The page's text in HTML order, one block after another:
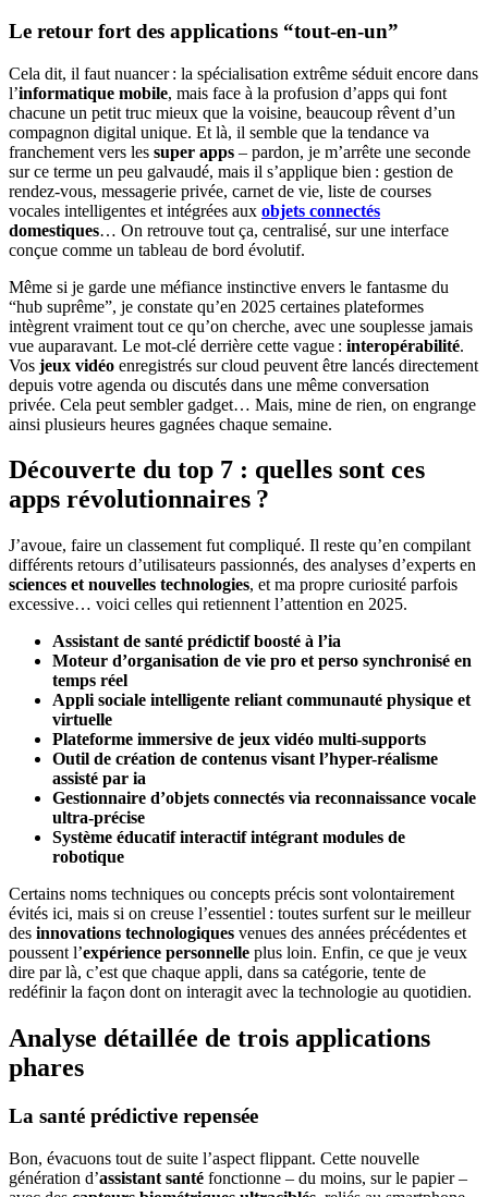
Le retour fort des applications “tout-en-un”
Cela dit, il faut nuancer : la spécialisation extrême séduit encore dans
l’informatique mobile, mais face à la profusion d’apps qui font
chacune un petit truc mieux que la voisine, beaucoup rêvent d’un
compagnon digital unique. Et là, il semble que la tendance va
franchement vers les super apps – pardon, je m’arrête une seconde
sur ce terme un peu galvaudé, mais il s’applique bien : gestion de
rendez-vous, messagerie privée, carnet de vie, liste de courses
vocales intelligentes et intégrées aux objets connectés
domestiques… On retrouve tout ça, centralisé, sur une interface
conçue comme un tableau de bord évolutif.
Même si je garde une méfiance instinctive envers le fantasme du
“hub suprême”, je constate qu’en 2025 certaines plateformes
intègrent vraiment tout ce qu’on cherche, avec une souplesse jamais
vue auparavant. Le mot-clé derrière cette vague : interopérabilité.
Vos jeux vidéo enregistrés sur cloud peuvent être lancés directement
depuis votre agenda ou discutés dans une même conversation
privée. Cela peut sembler gadget… Mais, mine de rien, on engrange
ainsi plusieurs heures gagnées chaque semaine.
Découverte du top 7 : quelles sont ces
apps révolutionnaires ?
J’avoue, faire un classement fut compliqué. Il reste qu’en compilant
différents retours d’utilisateurs passionnés, des analyses d’experts en
sciences et nouvelles technologies, et ma propre curiosité parfois
excessive… voici celles qui retiennent l’attention en 2025.
Assistant de santé prédictif boosté à l’ia
Moteur d’organisation de vie pro et perso synchronisé en
temps réel
Appli sociale intelligente reliant communauté physique et
virtuelle
Plateforme immersive de jeux vidéo multi-supports
Outil de création de contenus visant l’hyper-réalisme
assisté par ia
Gestionnaire d’objets connectés via reconnaissance vocale
ultra-précise
Système éducatif interactif intégrant modules de
robotique
Certains noms techniques ou concepts précis sont volontairement
évités ici, mais si on creuse l’essentiel : toutes surfent sur le meilleur
des innovations technologiques venues des années précédentes et
poussent l’expérience personnelle plus loin. Enfin, ce que je veux
dire par là, c’est que chaque appli, dans sa catégorie, tente de
redéfinir la façon dont on interagit avec la technologie au quotidien.
Analyse détaillée de trois applications
phares
La santé prédictive repensée
Bon, évacuons tout de suite l’aspect flippant. Cette nouvelle
génération d’assistant santé fonctionne – du moins, sur le papier –